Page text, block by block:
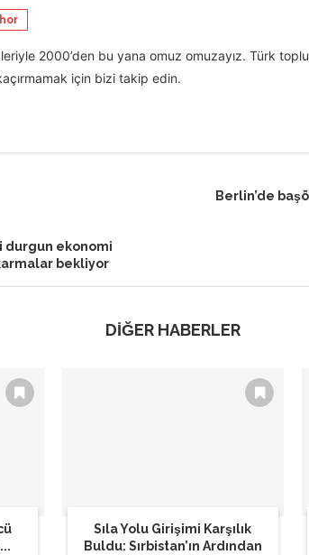
2000’den bu yana omuz omuzayız. Türk
için bizi takip edin.
durgun ekonomi
bekliyor
Berlin’de
DİĞER HABERLER
Sıla Yolu Girişimi Karşılık
Buldu: Sırbistan’ın Ardından